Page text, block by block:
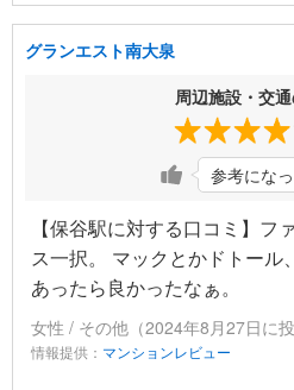
グランエスト南大泉
周辺施設・交
参考にな
【保谷駅に対する口コミ】フ
ス一択。 マックとかドトール
あったら良かったなぁ。
女性 / その他（2024年8月27日に投
情報提供： マンションレビュー